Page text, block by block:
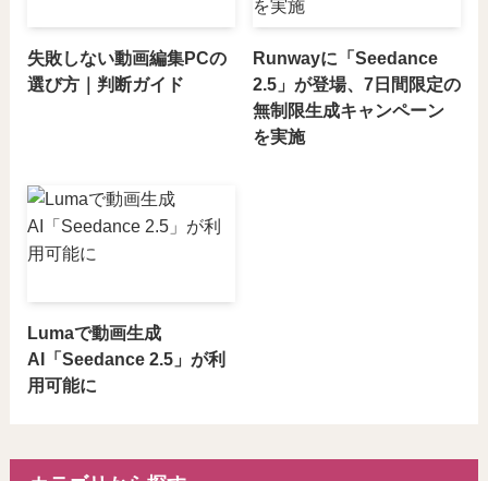
失敗しない動画編集PCの
選び方｜判断ガイド
Runwayに「Seedance
2.5」が登場、7日間限定の
無制限生成キャンペーン
を実施
Lumaで動画生成
AI「Seedance 2.5」が利
用可能に